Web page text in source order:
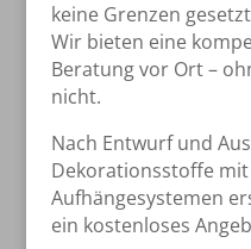
keine Grenzen
Wir bieten eine
Beratung vor Ort –
nicht.
Nach Entwurf und
Dekorationsstoffe
Aufhängesystemen
ein kostenloses